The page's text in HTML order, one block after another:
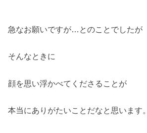
急なお願いですが…とのことでしたが
そんなときに
顔を思い浮かべてくださることが
本当にありがたいことだなと思います。